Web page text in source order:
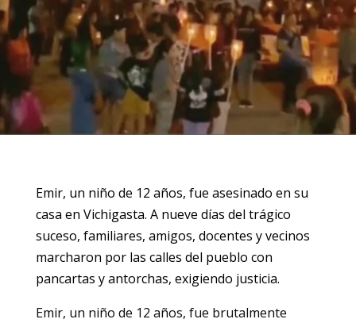
Emir, un niño de 12 años, fue asesinado en su
casa en Vichigasta. A nueve días del trágico
suceso, familiares, amigos, docentes y vecinos
marcharon por las calles del pueblo con
pancartas y antorchas, exigiendo justicia.
Emir, un niño de 12 años, fue brutalmente